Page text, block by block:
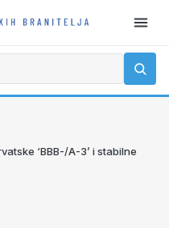
‘BBB-/A-3’ i stabilne